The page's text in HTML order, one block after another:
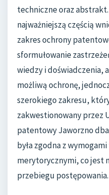
techniczne oraz
najważniejszą częścią
zakres ochrony
sformułowanie
wiedzy i doświadczenia,
możliwą ochronę,
szerokiego zakresu,
zakwestionowany przez
patentowy Jaworzno
była zgodna z
merytorycznymi, co jest
przebiegu postępowania.